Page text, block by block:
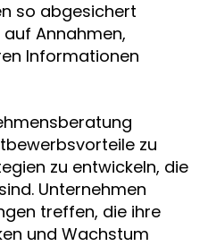
so abgesichert
Annahmen,
Informationen
zu
zu entwickeln, die
Unternehmen
treffen, die ihre
und Wachstum